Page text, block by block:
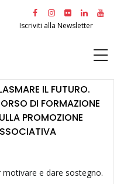
Iscriviti alla Newsletter
IL FUTURO.
DI FORMAZIONE
PROMOZIONE
motivare e dare sostegno.